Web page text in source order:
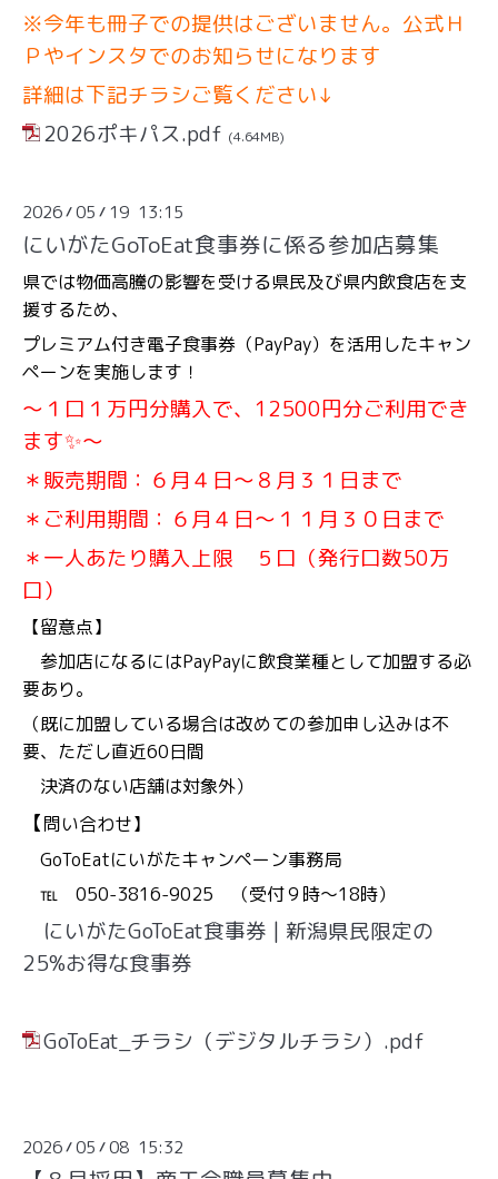
※今年も冊子での提供はございません。公式Ｈ
Ｐやインスタでのお知らせになります
詳細は下記チラシご覧ください↓
2026ポキパス.pdf (4.64MB)
2026/05 / 19 13:15
にいがたGoToEat食事券に係る参加店募集
県では物価高騰の影響を受ける県民及び県内飲食店を支
援するため、
プレミアム付き電子食事券（PayPay）を活用したキャン
ペーンを実施します！
～１口１万円分購入で、12500円分ご利用でき
ます✨～
＊販売期間：６月４日～８月３１日まで
＊ご利用期間：６月４日～１１月３０日まで
＊一人あたり購入上限 ５口（発行口数50万
口）
【留意点】
参加店になるにはPayPayに飲食業種として加盟する必
要あり。
（既に加盟している場合は改めての参加申し込みは不
要、ただし直近60日間
決済のない店舗は対象外）
【問い合わせ】
GoToEatにいがたキャンペーン事務局
℡ 050-3816-9025 （受付９時～18時）
にいがたGoToEat食事券 | 新潟県民限定の
25%お得な食事券
GoToEat_チラシ（デジタルチラシ）.pdf
2026/05 /08 15:32